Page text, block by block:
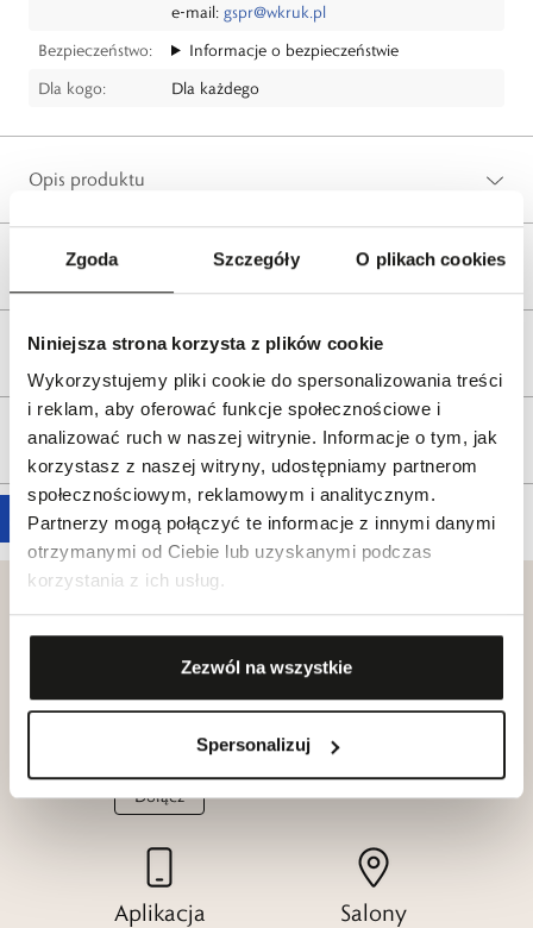
Zgoda Szczegóły O plikach cookies
Niniejsza strona korzysta z plików cookie
Wykorzystujemy pliki cookie do spersonalizowania treści
i reklam, aby oferować funkcje społecznościowe i
analizować ruch w naszej witrynie. Informacje o tym, jak
korzystasz z naszej witryny, udostępniamy partnerom
społecznościowym, reklamowym i analitycznym.
Partnerzy mogą połączyć te informacje z innymi danymi
otrzymanymi od Ciebie lub uzyskanymi podczas
korzystania z ich usług.
Zezwól na wszystkie
Spersonalizuj
e-mail: gspr@wkruk.pl
Bezpieczeństwo:
Informacje o bezpieczeństwie
Dla kogo:
Dla każdego
Opis produktu
Wysyłka
Reklamacje i zwroty
Tagi
Klub dla
W.KRUK
Dołącz
Katalogi
W.KRUK
Zobacz
Aplikacja
Salony